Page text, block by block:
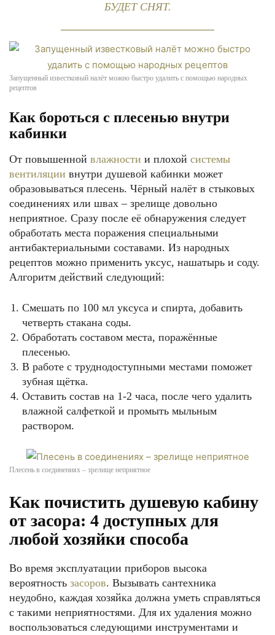
БУДЕТ СНЯТ.
Запущенный известковый налёт можно быстро удалить с помощью народных
рецептов
Как бороться с плесенью внутри
кабинки
От повышенной влажности и плохой системы
вентиляции внутри душевой кабинки может
образовываться плесень. Чёрный налёт в стыковых
соединениях или швах – зрелище довольно
неприятное. Сразу после её обнаружения следует
обработать места поражения специальными
антибактериальными составами. Из народных
рецептов можно применить уксус, нашатырь и соду.
Алгоритм действий следующий:
Смешать по 100 мл уксуса и спирта, добавить
четверть стакана соды.
Обработать составом места, поражённые
плесенью.
В работе с труднодоступными местами поможет
зубная щётка.
Оставить состав на 1-2 часа, после чего удалить
влажной салфеткой и промыть мыльным
раствором.
Плесень в соединениях – зрелище неприятное
Как почистить душевую кабину
от засора: 4 доступных для
любой хозяйки способа
Во время эксплуатации приборов высока
вероятность засоров. Вызывать сантехника
неудобно, каждая хозяйка должна уметь справляться
с такими неприятностями. Для их удаления можно
воспользоваться следующими инструментами и